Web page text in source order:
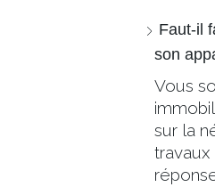
Faut-il
son
Vous
sur la
travaux